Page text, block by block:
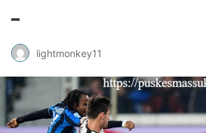
–
lightmonkey11